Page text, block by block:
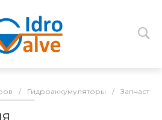
/ Гидроаккумуляторы / Запчасти